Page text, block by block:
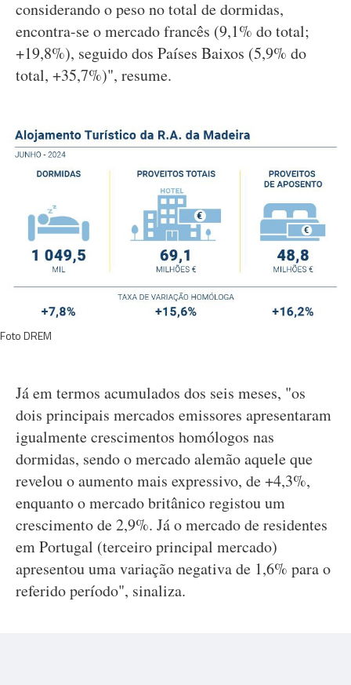
considerando o peso no total de dormidas,
encontra-se o mercado francês (9,1% do total;
+19,8%), seguido dos Países Baixos (5,9% do
total, +35,7%)", resume.
Foto DREM
Já em termos acumulados dos seis meses, "os
dois principais mercados emissores apresentaram
igualmente crescimentos homólogos nas
dormidas, sendo o mercado alemão aquele que
revelou o aumento mais expressivo, de +4,3%,
enquanto o mercado britânico registou um
crescimento de 2,9%. Já o mercado de residentes
em Portugal (terceiro principal mercado)
apresentou uma variação negativa de 1,6% para o
referido período", sinaliza.